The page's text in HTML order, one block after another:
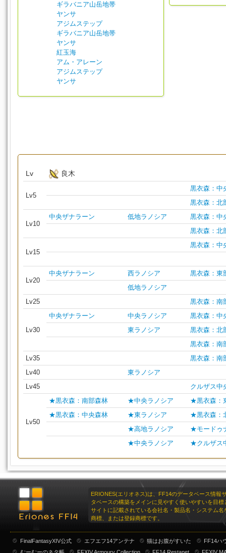
ギラバニア山岳地帯
ヤンサ
アジムステップ
ギラバニア山岳地帯
ヤンサ
紅玉海
アム・アレーン
アジムステップ
ヤンサ
Lv 良木
Lv5
黒衣森：中
黒衣森：北
Lv10
中央ザナラーン 低地ラノシア
黒衣森：中
黒衣森：北
Lv15
黒衣森：中
Lv20
中央ザナラーン 西ラノシア
黒衣森：東
低地ラノシア
Lv25
黒衣森：南
Lv30
中央ザナラーン 中央ラノシア
黒衣森：中
東ラノシア
黒衣森：北
黒衣森：南
Lv35
黒衣森：南
Lv40
東ラノシア
Lv45
クルザス中
Lv50
★黒衣森：南部森林 ★中央ラノシア
★黒衣森：
★黒衣森：中央森林
★東ラノシア
★黒衣森：
★高地ラノシア
★モードゥ
★中央ラノシア
★クルザス
ERIONES(エリオネス)は、FF14のデータベース情報
タベースの構築をメインに見やすく使いやすいを目標
サイトに記載されている会社名・製品名・システム名
商標、または登録商標です。
FinalFantasyXIV公式 エフエフ14アンテナ 猫はお腹がすいた
FF14ハ